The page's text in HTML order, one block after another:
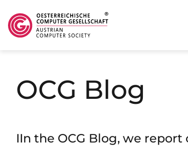
OCG Blog
IIn the OCG Blog, we report